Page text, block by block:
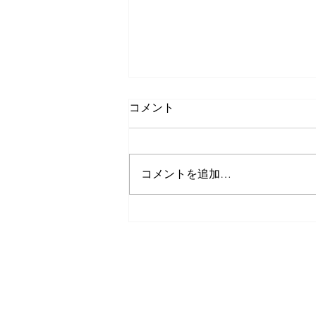
コメント
コメントを追加…